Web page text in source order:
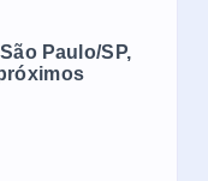
Paulo/SP,